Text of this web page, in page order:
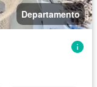
Departamento